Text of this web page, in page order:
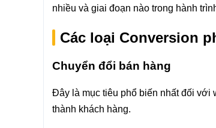
nhiều và giai đoạn nào trong hành
Các loại Conversion
Chuyển đổi bán hàng
Đây là mục tiêu phổ biến nhất đối với
thành khách hàng.